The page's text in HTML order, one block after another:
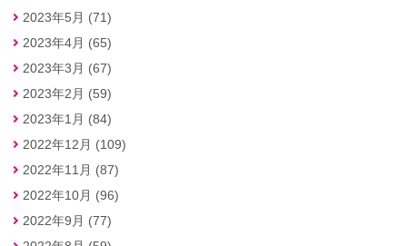
2023年5月 (71)
2023年4月 (65)
2023年3月 (67)
2023年2月 (59)
2023年1月 (84)
2022年12月 (109)
2022年11月 (87)
2022年10月 (96)
2022年9月 (77)